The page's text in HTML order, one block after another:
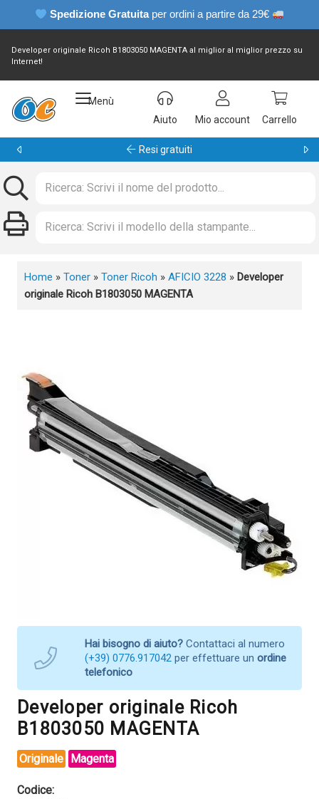
Spedizione Gratuita per ordini a partire da 29€
Developer originale Ricoh B1803050 MAGENTA al miglior al miglior prezzo su
Internet!
Menù
Aiuto
Mio account Carrello
Garanzia 24 mesi
Home » Toner » Toner Ricoh » AFICIO 3228 » Developer
originale Ricoh B1803050 MAGENTA
Hai bisogno di aiuto? Contattaci al numero
(+39) 0776.917042 per effettuare un ordine
telefonico
Developer originale Ricoh
B1803050 MAGENTA
Originale Magenta
Codice: